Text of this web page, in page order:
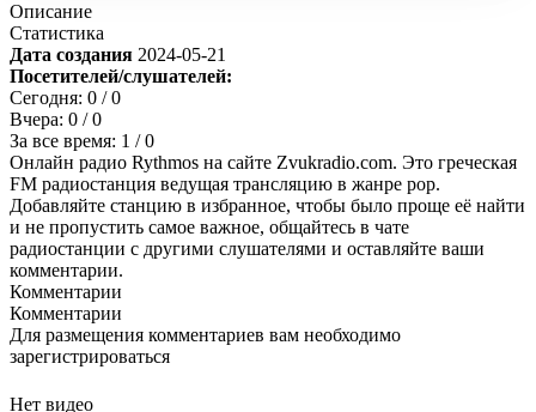
Описание
Статистика
Дата создания 2024-05-21
Посетителей/слушателей:
Сегодня: 0 / 0
Вчера: 0 / 0
За все время: 1 / 0
Онлайн радио Rythmos на сайте Zvukradio.com. Это греческая
FM радиостанция ведущая трансляцию в жанре pop.
Добавляйте станцию в избранное, чтобы было проще её найти
и не пропустить самое важное, общайтесь в чате
радиостанции с другими слушателями и оставляйте ваши
комментарии.
Комментарии
Комментарии
Для размещения комментариев вам необходимо
зарегистрироваться
Нет видео